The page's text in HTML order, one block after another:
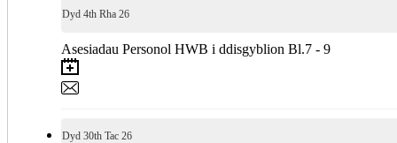
Dyd 4th Rha 26
Asesiadau Personol HWB i ddisgyblion Bl.7 - 9
Dyd 30th Tac 26